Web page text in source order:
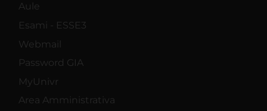
Aule
Esami - ESSE3
Webmail
Password GIA
MyUnivr
Area Amministrativa